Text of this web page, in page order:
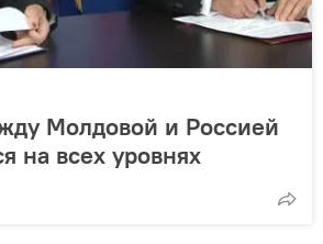
Молдовой и Россией
на всех уровнях